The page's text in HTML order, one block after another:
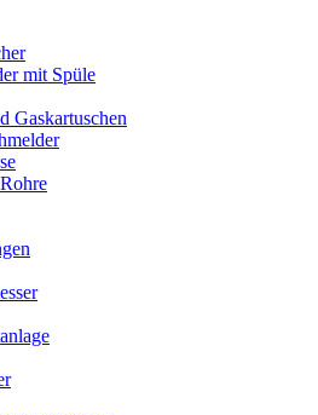
mit Spüle
Gaskartuschen